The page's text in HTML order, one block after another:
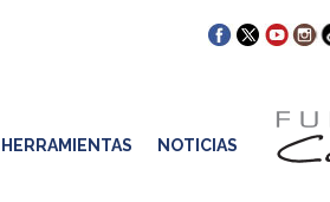
HERRAMIENTAS NOTICIAS